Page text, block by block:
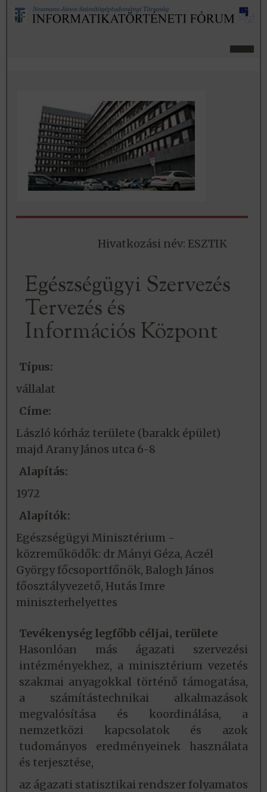
Hivatkozási név: ESZTIK
Egészségügyi Szervezés
Tervezés és
Információs Központ
Típus:
vállalat
Címe:
László kórház területe (barakk épület)
majd Arany János utca 6-8
Alapítás:
1972
Alapítók:
Egészségügyi Minisztérium -
közreműködők: dr Mányi Géza, Aczél
György főcsoportfőnök, Balogh János
főosztályvezető, Hutás Imre
miniszterhelyettes
Tevékenység legfőbb céljai, területe
Hasonlóan más ágazati szervezési
intézményekhez, a minisztérium vezetés
szakmai anyagokkal történő támogatása,
a számítástechnikai alkalmazások
megvalósítása és koordinálása, a
nemzetközi kapcsolatok és azok
tudományos eredményeinek használata
és terjesztése,
az ágazati statisztikai rendszer folyamatos